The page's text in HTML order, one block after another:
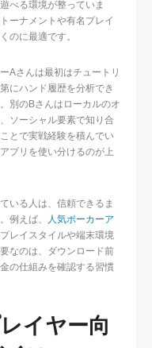
べる環境が整っていま
ーナメントや有名プレイ
のに最適です。
Aさんは最初はチュートリ
にハンド履歴を分析でき
別のBさんはローカルのオ
ソーシャル要素で知り合
とで実戦経験を積んでい
プリを使い分けるのが上
いる人は、信頼できるま
例えば、
人気ポーカーア
レイスタイルや端末環境
なのは、ダウンロード前
の仕組みを確認する習慣
イヤー向